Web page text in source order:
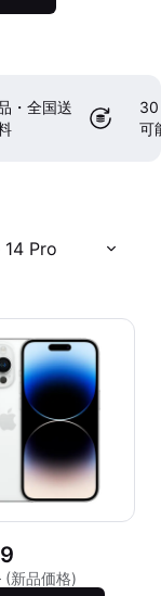
・全国送
30
可
Pro
シュ品の価格：
(新品価格)